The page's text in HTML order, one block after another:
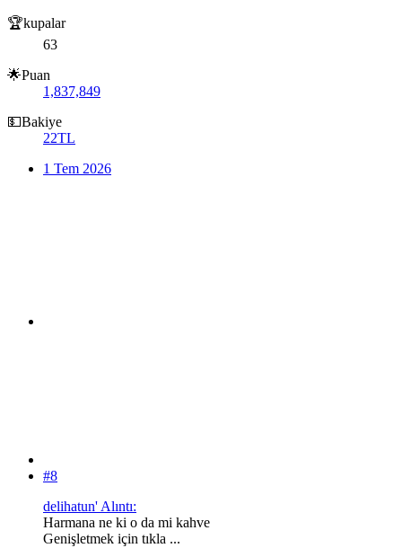
🏆kupalar
63
🌟Puan
1,837,849
💵Bakiye
22TL
1 Tem 2026
#8
delihatun' Alıntı:
Harmana ne ki o da mi kahve
Genişletmek için tıkla ...